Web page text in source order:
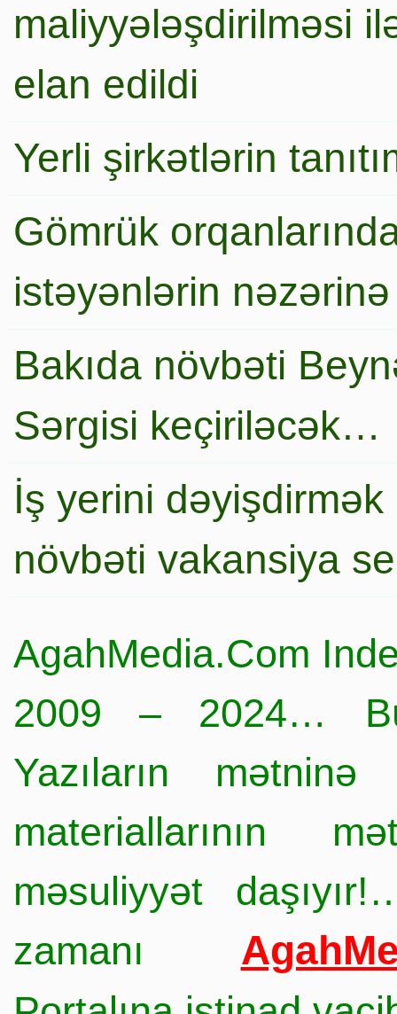
maliyyələşdirilməsi
elan edildi
Yerli şirkətlərin
Gömrük
istəyənlərin nəzərinə
Bakıda növbəti
Sərgisi keçiriləcək…
İş yerini
növbəti vakansiya
AgahMedia.Com
2009 – 2024…
Yazıların
materiallarının
məsuliyyət
zamanı